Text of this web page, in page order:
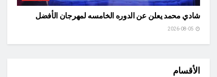
شادي محمد يعلن عن الدوره الخامسه لمهرجان الأفضل
الأقسام